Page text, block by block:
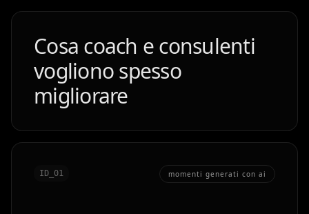
Cosa coach e consulenti
vogliono spesso
migliorare
ID_01 momenti generati con ai